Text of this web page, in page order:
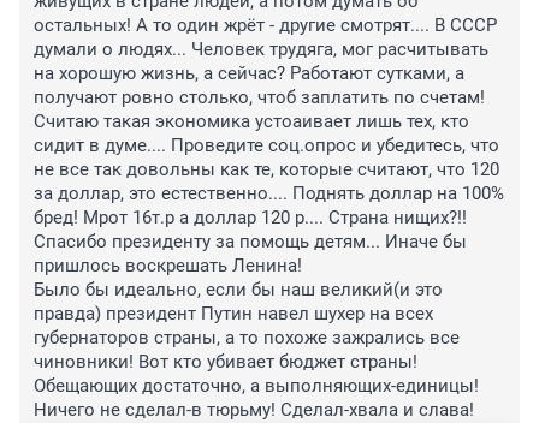
остальных! А то один жрёт - другие смотрят.... В СССР
думали о людях... Человек трудяга, мог расчитывать
на хорошую жизнь, а сейчас? Работают сутками, а
получают ровно столько, чтоб заплатить по счетам!
Считаю такая экономика устоаивает лишь тех, кто
сидит в думе.... Проведите соц.опрос и убедитесь, что
не все так довольны как те, которые считают, что 120
за доллар, это естественно.... Поднять доллар на 100%
бред! Мрот 16т.р а доллар 120 р.... Страна нищих?!!
Спасибо президенту за помощь детям... Иначе бы
пришлось воскрешать Ленина!
Было бы идеально, если бы наш великий(и это
правда) президент Путин навел шухер на всех
губернаторов страны, а то похоже зажрались все
чиновники! Вот кто убивает бюджет страны!
Обещающих достаточно, а выполняющих-единицы!
Ничего не сделал-в тюрьму! Сделал-хвала и слава!